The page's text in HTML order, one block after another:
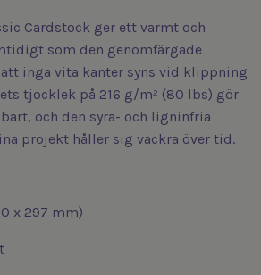
Cardstock ger ett varmt och
som den genomfärgade
inga vita kanter syns vid klippning
tjocklek på 216 g/m² (80 lbs) gör
och den syra- och ligninfria
projekt håller sig vackra över tid.
x 297 mm)